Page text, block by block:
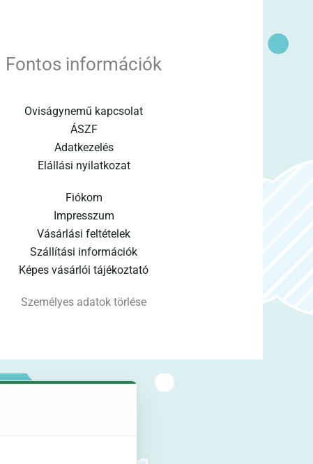
Fontos információk
Oviságynemű kapcsolat
ÁSZF
Adatkezelés
Elállási nyilatkozat
Fiókom
Impresszum
Vásárlási feltételek
Szállítási információk
Képes vásárlói tájékoztató
Személyes adatok törlése